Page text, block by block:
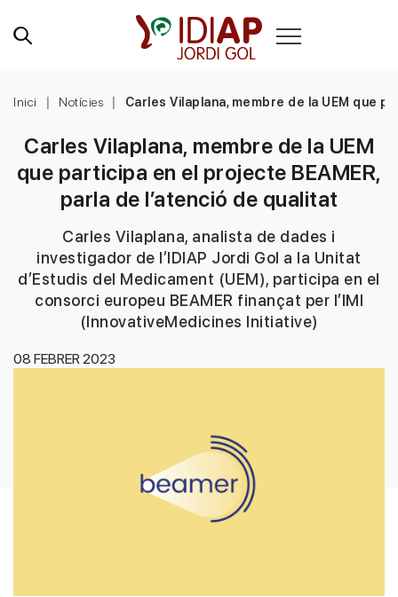
Inici Notícies Carles Vilaplana, membre de la UEM que
Carles Vilaplana, membre de la UEM
que participa en el projecte BEAMER,
parla de l’atenció de qualitat
Carles Vilaplana, analista de dades i
investigador de l’IDIAP Jordi Gol a la Unitat
d’Estudis del Medicament (UEM), participa en el
consorci europeu BEAMER finançat per l’IMI
(InnovativeMedicines Initiative)
08 FEBRER 2023